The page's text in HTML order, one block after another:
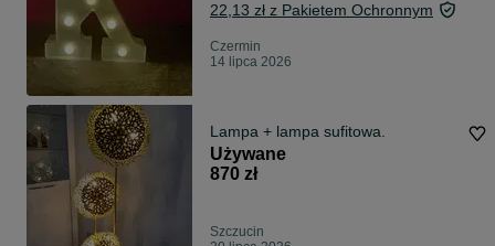
22,13 zł z Pakietem Ochronnym
Czermin
14 lipca 2026
Lampa + lampa sufitowa.
Używane
870 zł
Szczucin